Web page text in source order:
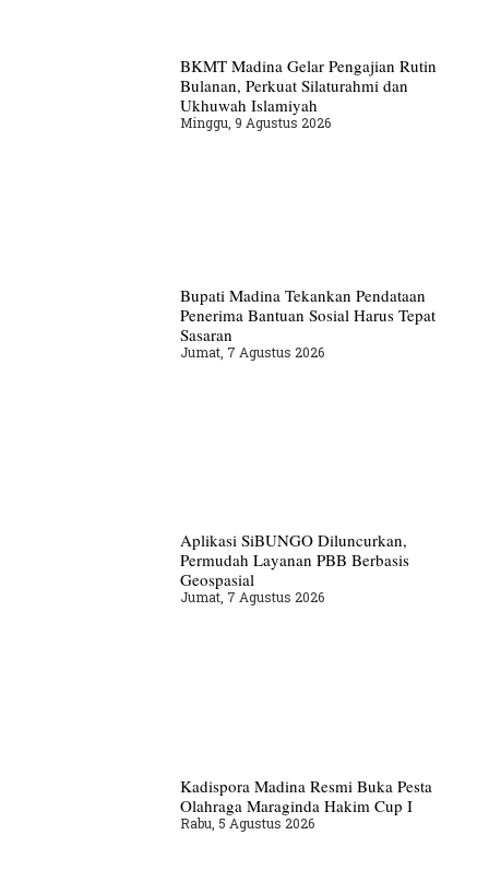
BKMT Madina Gelar Pengajian Rutin
Bulanan, Perkuat Silaturahmi dan
Ukhuwah Islamiyah
Minggu, 9 Agustus 2026
Bupati Madina Tekankan Pendataan
Penerima Bantuan Sosial Harus Tepat
Sasaran
Jumat, 7 Agustus 2026
Aplikasi SiBUNGO Diluncurkan,
Permudah Layanan PBB Berbasis
Geospasial
Jumat, 7 Agustus 2026
Kadispora Madina Resmi Buka Pesta
Olahraga Maraginda Hakim Cup I
Rabu, 5 Agustus 2026